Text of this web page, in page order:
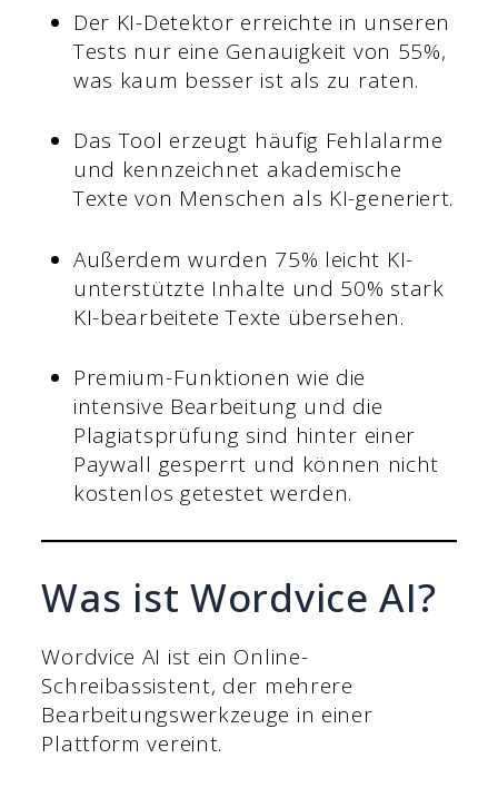
Der KI-Detektor erreichte in unseren
Tests nur eine Genauigkeit von 55%,
was kaum besser ist als zu raten.
Das Tool erzeugt häufig Fehlalarme
und kennzeichnet akademische
Texte von Menschen als KI-generiert.
Außerdem wurden 75% leicht KI-
unterstützte Inhalte und 50% stark
KI-bearbeitete Texte übersehen.
Premium-Funktionen wie die
intensive Bearbeitung und die
Plagiatsprüfung sind hinter einer
Paywall gesperrt und können nicht
kostenlos getestet werden.
Was ist Wordvice AI?
Wordvice AI ist ein Online-
Schreibassistent, der mehrere
Bearbeitungswerkzeuge in einer
Plattform vereint.